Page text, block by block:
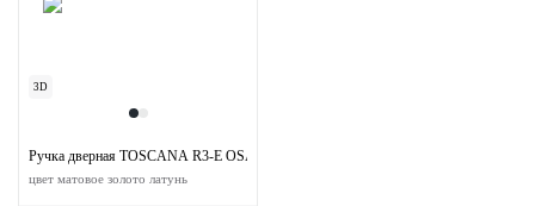
3D
Ручка дверная TOSCANA R3-E OSA раздельная на круглой розетке
цвет матовое золото латунь